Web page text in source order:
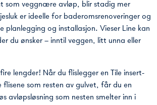
som veggnære avløp, blir stadig mer
er ideelle for baderomsrenoveringer og
planlegging og installasjon. Vieser Line kan
du ønsker – inntil veggen, litt unna eller
lengder! Når du flislegger en Tile insert-
flisene som resten av gulvet, får du en
avløpsløsning som nesten smelter inn i